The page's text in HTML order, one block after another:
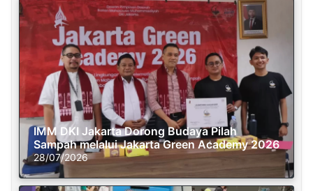
IMM DKI Jakarta Dorong Budaya Pilah
Sampah melalui Jakarta Green Academy 2026
28/07/2026